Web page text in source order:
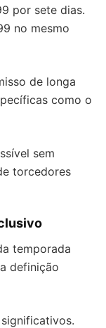
por sete dias.
no mesmo
de longa
como o
sem
torcedores
temporada
definição